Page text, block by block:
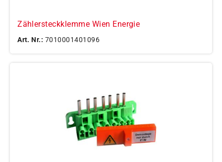
Zählersteckklemme Wien Energie
Art. Nr.: 7010001401096